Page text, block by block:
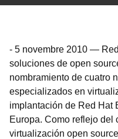
- 5 novembre 2010 —
soluciones de open
nombramiento de cuatro
especializados en
implantación de Red Hat
Europa. Como reflejo del
virtualización open